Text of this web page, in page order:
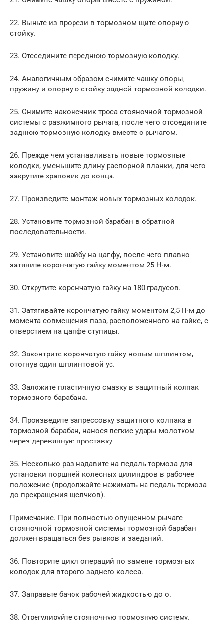
22. Выньте из прорези в тормозном щите опорную
стойку.
23. Отсоедините переднюю тормозную колодку.
24. Аналогичным образом снимите чашку опоры,
пружину и опорную стойку задней тормозной колодки.
25. Снимите наконечник троса стояночной тормозной
системы с разжимного рычага, после чего отсоедините
заднюю тормозную колодку вместе с рычагом.
26. Прежде чем устанавливать новые тормозные
колодки, уменьшите длину распорной планки, для чего
закрутите храповик до конца.
27. Произведите монтаж новых тормозных колодок.
28. Установите тормозной барабан в обратной
последовательности.
29. Установите шайбу на цапфу, после чего плавно
затяните корончатую гайку моментом 25 Н∙м.
30. Открутите корончатую гайку на 180 градусов.
31. Затягивайте корончатую гайку моментом 2,5 Н∙м до
момента совмещения паза, расположенного на гайке, с
отверстием на цапфе ступицы.
32. Законтрите корончатую гайку новым шплинтом,
отогнув один шплинтовой ус.
33. Заложите пластичную смазку в защитный колпак
тормозного барабана.
34. Произведите запрессовку защитного колпака в
тормозной барабан, нанося легкие удары молотком
через деревянную проставку.
35. Несколько раз надавите на педаль тормоза для
установки поршней колесных цилиндров в рабочее
положение (продолжайте нажимать на педаль тормоза
до прекращения щелчков).
Примечание. При полностью опущенном рычаге
стояночной тормозной системы тормозной барабан
должен вращаться без рывков и заеданий.
36. Повторите цикл операций по замене тормозных
колодок для второго заднего колеса.
37. Заправьте бачок рабочей жидкостью до о.
38. Отрегулируйте стояночную тормозную систему.